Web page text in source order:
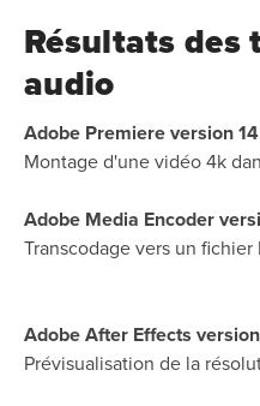
Résultats des
audio
Adobe Premiere
Montage d'une vidéo
Adobe Media Encoder
Transcodage vers un
Adobe After Effects
Prévisualisation de la